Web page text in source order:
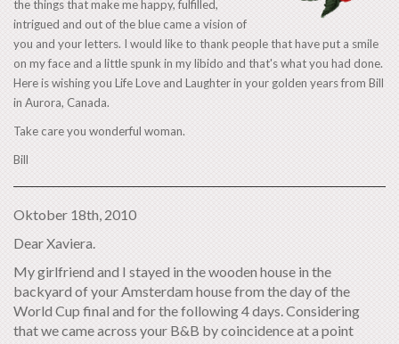
the things that make me happy, fulfilled,
intrigued and out of the blue came a vision of
you and your letters. I would like to thank people that have put a smile
on my face and a little spunk in my libido and that's what you had done.
Here is wishing you Life Love and Laughter in your golden years from Bill
in Aurora, Canada.
Take care you wonderful woman.
Bill
Oktober 18th, 2010
Dear Xaviera.
My girlfriend and I stayed in the wooden house in the
backyard of your Amsterdam house from the day of the
World Cup final and for the following 4 days. Considering
that we came across your B&B by coincidence at a point